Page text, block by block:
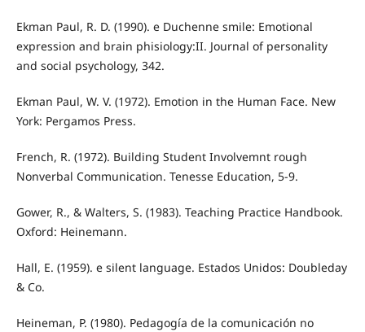
Ekman Paul, R. D. (1990). e Duchenne smile: Emotional
expression and brain phisiology:II. Journal of personality
and social psychology, 342.
Ekman Paul, W. V. (1972). Emotion in the Human Face. New
York: Pergamos Press.
French, R. (1972). Building Student Involvemnt rough
Nonverbal Communication. Tenesse Education, 5-9.
Gower, R., & Walters, S. (1983). Teaching Practice Handbook.
Oxford: Heinemann.
Hall, E. (1959). e silent language. Estados Unidos: Doubleday
& Co.
Heineman, P. (1980). Pedagogía de la comunicación no